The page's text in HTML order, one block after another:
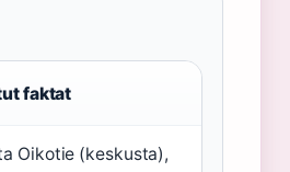
faktat
Oikotie (keskusta),